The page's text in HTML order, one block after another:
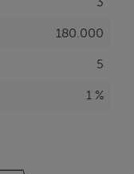
180.000
5
1 %